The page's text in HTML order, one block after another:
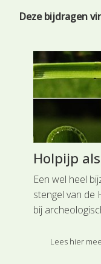
Deze bijdragen
Holpijp
Een wel heel
stengel van de
bij
de Romeinse
Lees hier meer